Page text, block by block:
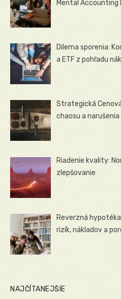
Mental Accounting
Dilema sporenia:
a ETF z pohľadu
Strategická
chaosu a
Riadenie kvality:
zlepšovanie
Reverzná
rizík, nákladov a
NAJČÍTANEJŠIE